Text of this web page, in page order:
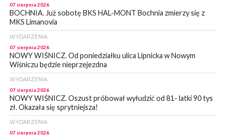
07 sierpnia 2026
BOCHNIA. Już sobotę BKS HAL-MONT Bochnia zmierzy się z
MKS Limanovia
WYDARZENIA
07 sierpnia 2026
NOWY WIŚNICZ. Od poniedziałku ulica Lipnicka w Nowym
Wiśniczu będzie nieprzejezdna
WYDARZENIA
07 sierpnia 2026
NOWY WIŚNICZ. Oszust próbował wyłudzić od 81- latki 90 tys
zł. Okazała się sprytniejsza!
WYDARZENIA
07 sierpnia 2026